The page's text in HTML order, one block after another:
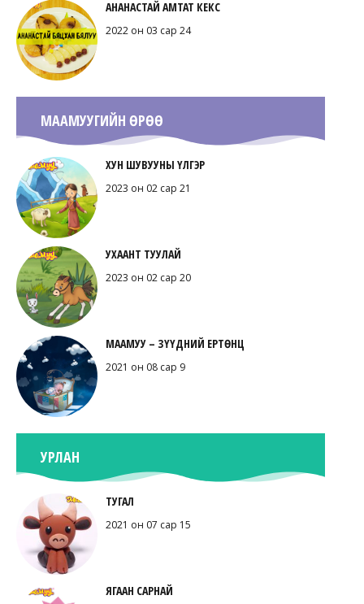
АНАНАСТАЙ АМТАТ КЕКС
2022 он 03 сар 24
МААМУУГИЙН ӨРӨӨ
ХУН ШУВУУНЫ ҮЛГЭР
2023 он 02 сар 21
УХААНТ ТУУЛАЙ
2023 он 02 сар 20
МААМУУ – ЗҮҮДНИЙ ЕРТӨНЦ
2021 он 08 сар 9
УРЛАН
ТУГАЛ
2021 он 07 сар 15
ЯГААН САРНАЙ